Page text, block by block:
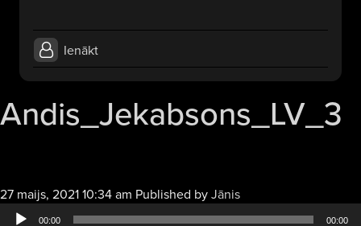
Ienākt
Andis_Jekabsons_LV_3
27 maijs, 2021 10:34 am Published byJānisAudio
atskaņotājs
00:00 00:00